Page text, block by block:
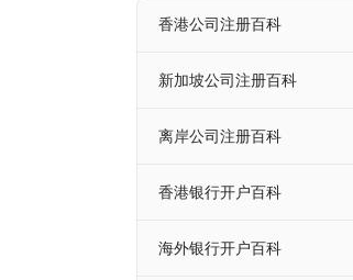
香港公司注册百科
新加坡公司注册百科
离岸公司注册百科
香港银行开户百科
海外银行开户百科